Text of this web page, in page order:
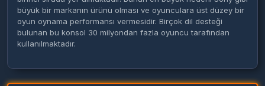
büyük bir markanın ürünü olması ve oyunculara üst düzey bir
oyun oynama performansı vermesidir. Birçok dil desteği
bulunan bu konsol 30 milyondan fazla oyuncu tarafından
kullanılmaktadır.